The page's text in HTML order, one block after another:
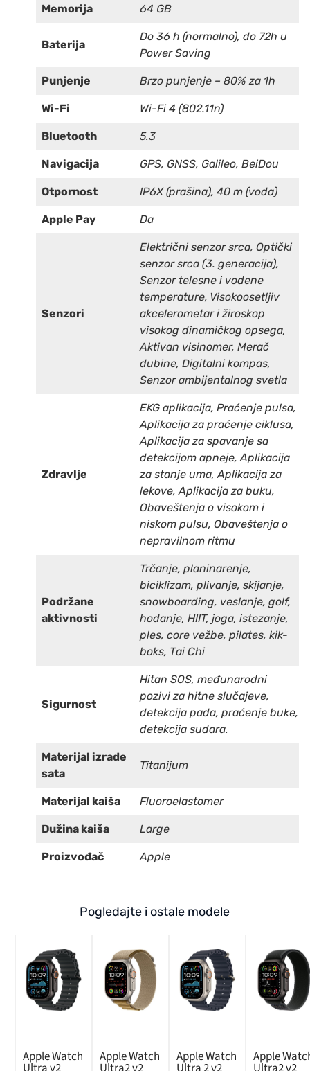
Memorija 64 GB
Baterija
Do 36 h (normalno), do 72h u
Power Saving
Punjenje Brzo punjenje – 80% za 1h
Wi-Fi Wi-Fi 4 (802.11n)
Bluetooth 5.3
Navigacija GPS, GNSS, Galileo, BeiDou
Otpornost IP6X (prašina), 40 m (voda)
Apple Pay Da
Senzori
Električni senzor srca, Optički
senzor srca (3. generacija),
Senzor telesne i vodene
temperature, Visokoosetljiv
akcelerometar i žiroskop
visokog dinamičkog opsega,
Aktivan visinomer, Merač
dubine, Digitalni kompas,
Senzor ambijentalnog svetla
Zdravlje
EKG aplikacija, Praćenje pulsa,
Aplikacija za praćenje ciklusa,
Aplikacija za spavanje sa
detekcijom apneje, Aplikacija
za stanje uma, Aplikacija za
lekove, Aplikacija za buku,
Obaveštenja o visokom i
niskom pulsu, Obaveštenja o
nepravilnom ritmu
Podržane
aktivnosti
Trčanje, planinarenje,
biciklizam, plivanje, skijanje,
snowboarding, veslanje, golf,
hodanje, HIIT, joga, istezanje,
ples, core vežbe, pilates, kik-
boks, Tai Chi
Sigurnost
Hitan SOS, međunarodni
pozivi za hitne slučajeve,
detekcija pada, praćenje buke,
detekcija sudara.
Materijal izrade
sata
Titanijum
Materijal kaiša Fluoroelastomer
Dužina kaiša Large
Proizvođač Apple
Pogledajte i ostale modele
Apple Watch Apple Watch Apple Watch Apple